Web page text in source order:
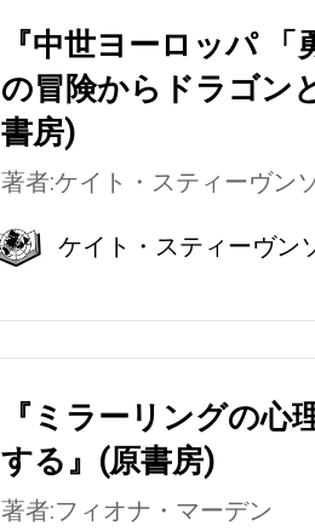
『中世ヨーロッパ
の冒険からドラゴン
書房)
著者:ケイト・スティーヴン
ケイト・スティーヴン
『ミラーリングの心
する』(原書房)
著者:フィオナ・マーデン